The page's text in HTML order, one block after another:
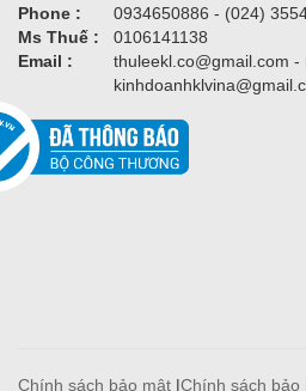
Phone :
0934650886 - (024)
Ms Thuế :
0106141138
Email :
thuleekl.co@gmail.com
Chính sách bảo mật |Chính sách bảo